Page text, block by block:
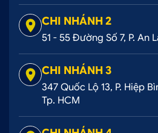
CHI NHÁNH 2
51 - 55 Đường Số 7, P. An
CHI NHÁNH 3
347 Quốc Lộ 13, P. Hiệp
Tp. HCM